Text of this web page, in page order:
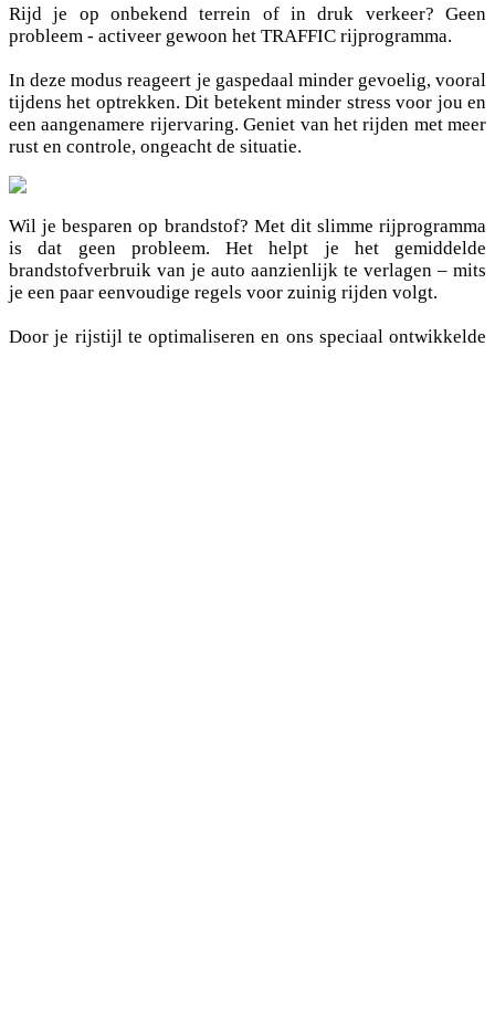
Rijd je op onbekend terrein of in druk verkeer? Geen
probleem - activeer gewoon het TRAFFIC rijprogramma.
In deze modus reageert je gaspedaal minder gevoelig, vooral
tijdens het optrekken. Dit betekent minder stress voor jou en
een aangenamere rijervaring. Geniet van het rijden met meer
rust en controle, ongeacht de situatie.
Wil je besparen op brandstof? Met dit slimme rijprogramma
is dat geen probleem. Het helpt je het gemiddelde
brandstofverbruik van je auto aanzienlijk te verlagen – mits
je een paar eenvoudige regels voor zuinig rijden volgt.
Door je rijstijl te optimaliseren en ons speciaal ontwikkelde